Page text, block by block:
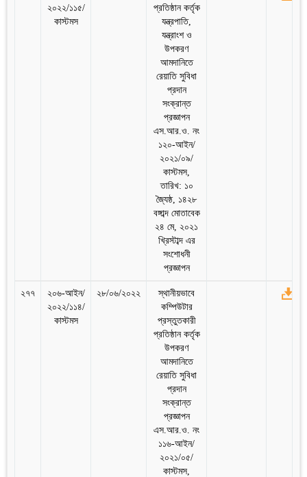
২০২২/১১৫/
কাস্টমস
প্রতিষ্ঠান কর্তৃক
যন্ত্রপাতি,
যন্ত্রাংশ ও
উপকরণ
আমদানিতে
রেয়াতি সুবিধা
প্রদান
সংক্রান্ত
প্রজ্ঞাপন
এস.আর.ও. নং
১২০-আইন/
২০২১/০৯/
কাস্টমস,
তারিখ: ১০
জ্যৈষ্ঠ, ১৪২৮
বঙ্গাব্দ মোতাবেক
২৪ মে, ২০২১
খ্রিস্টাব্দ এর
সংশোধনী
প্রজ্ঞাপন
২৭৭
২০৬-আইন/
২০২২/১১৪/
কাস্টমস
২৮/০৬/২০২২
স্থানীয়ভাবে
কম্পিউটার
প্রস্তুতকারী
প্রতিষ্ঠান কর্তৃক
উপকরণ
আমদানিতে
রেয়াতি সুবিধা
প্রদান
সংক্রান্ত
প্রজ্ঞাপন
এস.আর.ও. নং
১১৬-আইন/
২০২১/০৫/
কাস্টমস,